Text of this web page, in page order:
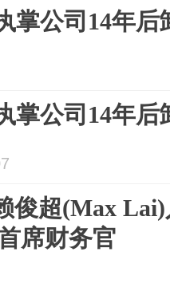
掌公司14年后
掌公司14年后
俊超(Max
席财务官